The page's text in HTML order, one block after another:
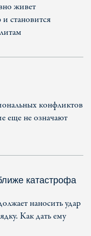
живет
становится
конфликтов
еще не означают
катастрофа
наносить удар
Как дать ему